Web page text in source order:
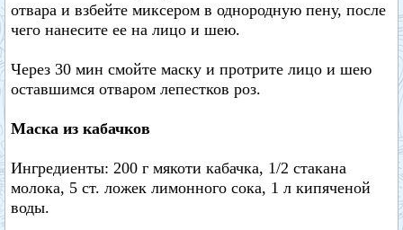
отвара и взбейте миксером в однородную пену, после
чего нанесите ее на лицо и шею.
Через 30 мин смойте маску и протрите лицо и шею
оставшимся отваром лепестков роз.
Маска из кабачков
Ингредиенты: 200 г мякоти кабачка, 1/2 стакана
молока, 5 ст. ложек лимонного сока, 1 л кипяченой
воды.